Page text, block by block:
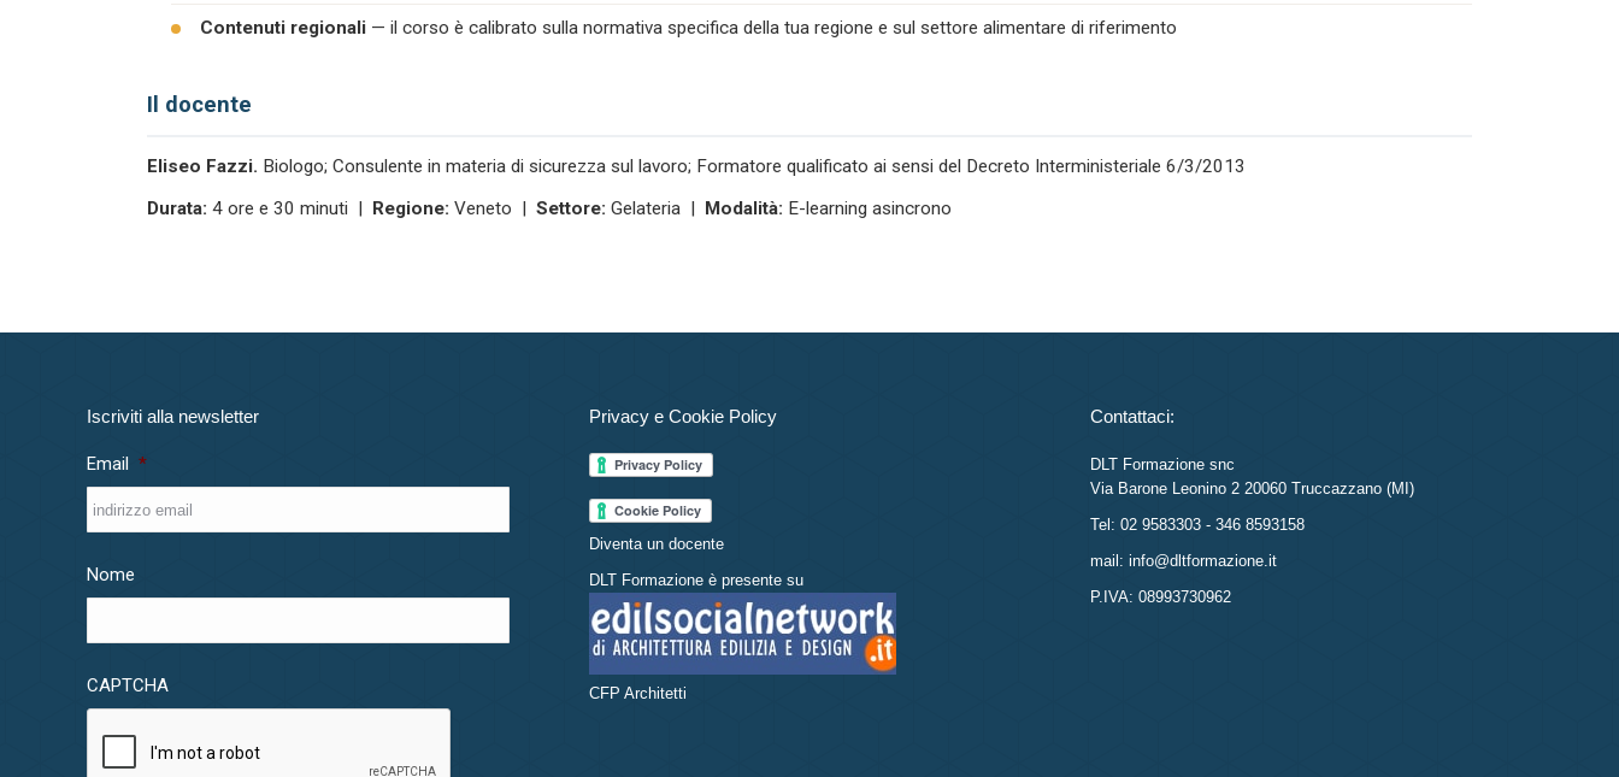
Contenuti regionali — il corso è calibrato sulla normativa specifica della tua regione e sul settore alimentare di riferimento
Il docente
Eliseo Fazzi. Biologo; Consulente in materia di sicurezza sul lavoro; Formatore qualificato ai sensi del Decreto Interministeriale 6/3/2013
Durata: 4 ore e 30 minuti | Regione: Veneto | Settore: Gelateria | Modalità: E-learning asincrono
Iscriviti alla newsletter
Email *
Nome
CAPTCHA
Privacy e Cookie Policy
Diventa un docente
DLT Formazione è presente su
CFP Architetti
Contattaci:
DLT Formazione snc
Via Barone Leonino 2 20060 Truccazzano (MI)
Tel: 02 9583303 - 346 8593158
mail: info@dltformazione.it
P.IVA: 08993730962